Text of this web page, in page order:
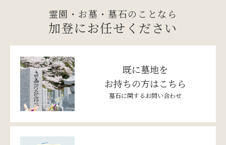
霊園・お墓・墓石のことなら
加登にお任せください
既に墓地を
お持ちの方はこちら
墓石に関するお問い合わせ